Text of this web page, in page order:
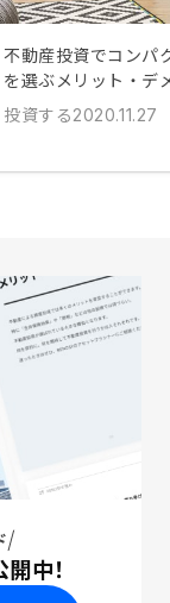
不動産投資でコンパ
を選ぶメリット・デ
投資する2020.11.27
中！